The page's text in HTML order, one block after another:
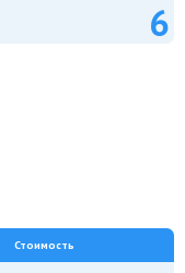
Стоимость